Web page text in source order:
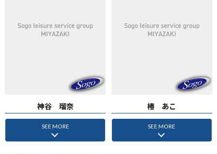
神谷 瑠奈
SEE MORE
椿 あこ
SEE MORE